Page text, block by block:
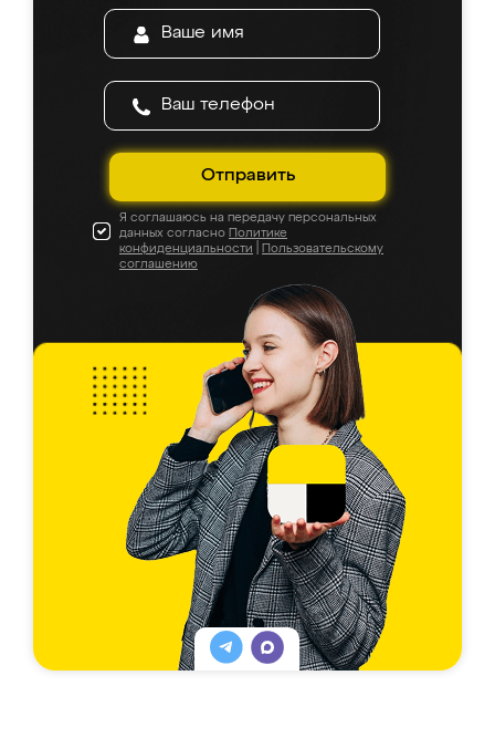
Отправить
Я соглашаюсь на передачу персональных
данных согласно Политике
конфиденциальности
Пользовательскому
соглашению